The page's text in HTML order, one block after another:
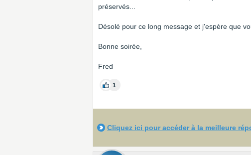
préservés...
Désolé pour ce long message et j'espère que
Bonne soirée,
Fred
1
Cliquez ici pour accéder à la meilleure